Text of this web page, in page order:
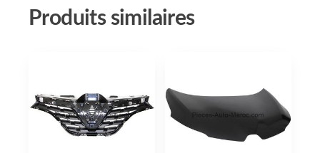
Produits similaires